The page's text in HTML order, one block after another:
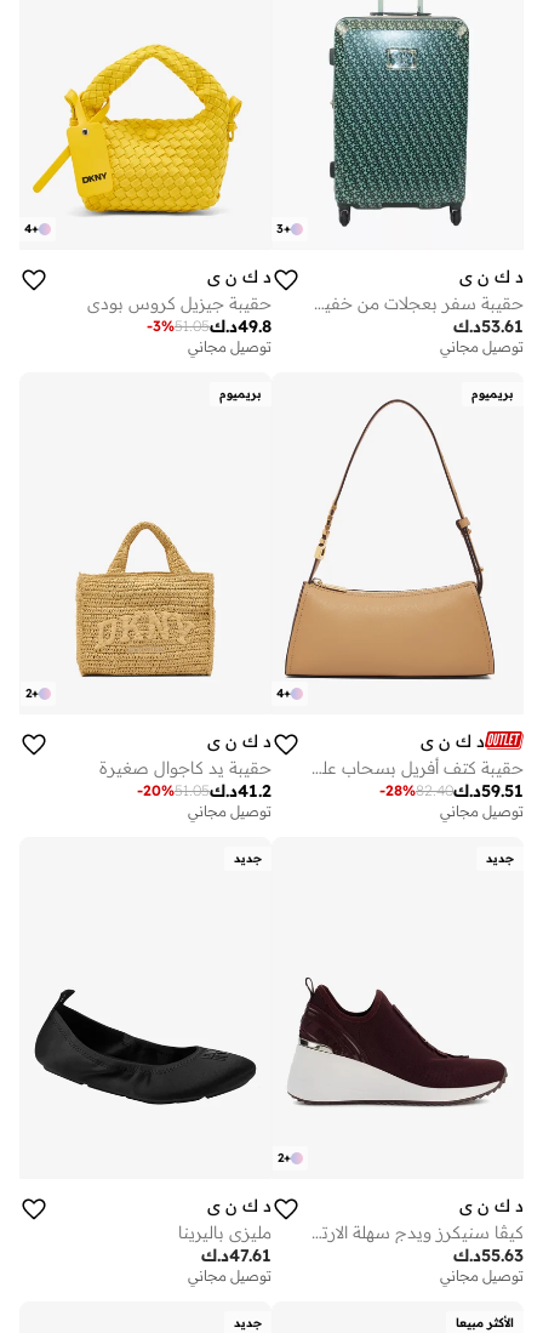
+
3
د ك ن ي
حقيبة سفر بعجلات من خفيفة الوزن للجنسين بألوان متعددة
د.ك53.61
توصيل مجاني
+
4
د ك ن ي
حقيبة جيزيل كروس بودي
د.ك49.8
51.05
-3%
توصيل مجاني
بريميوم
+
4
د ك ن ي
حقيبة كتف أفريل بسحاب علوي
د.ك59.51
82.40
-28%
توصيل مجاني
بريميوم
+
2
د ك ن ي
حقيبة يد كاجوال صغيرة
د.ك41.2
51.05
-20%
توصيل مجاني
جديد
+
2
د ك ن ي
كيڤا سنيكرز ويدج سهلة الارتداء
د.ك55.63
توصيل مجاني
جديد
د ك ن ي
مليزي باليرينا
د.ك47.61
توصيل مجاني
الأكثر مبيعا جديد